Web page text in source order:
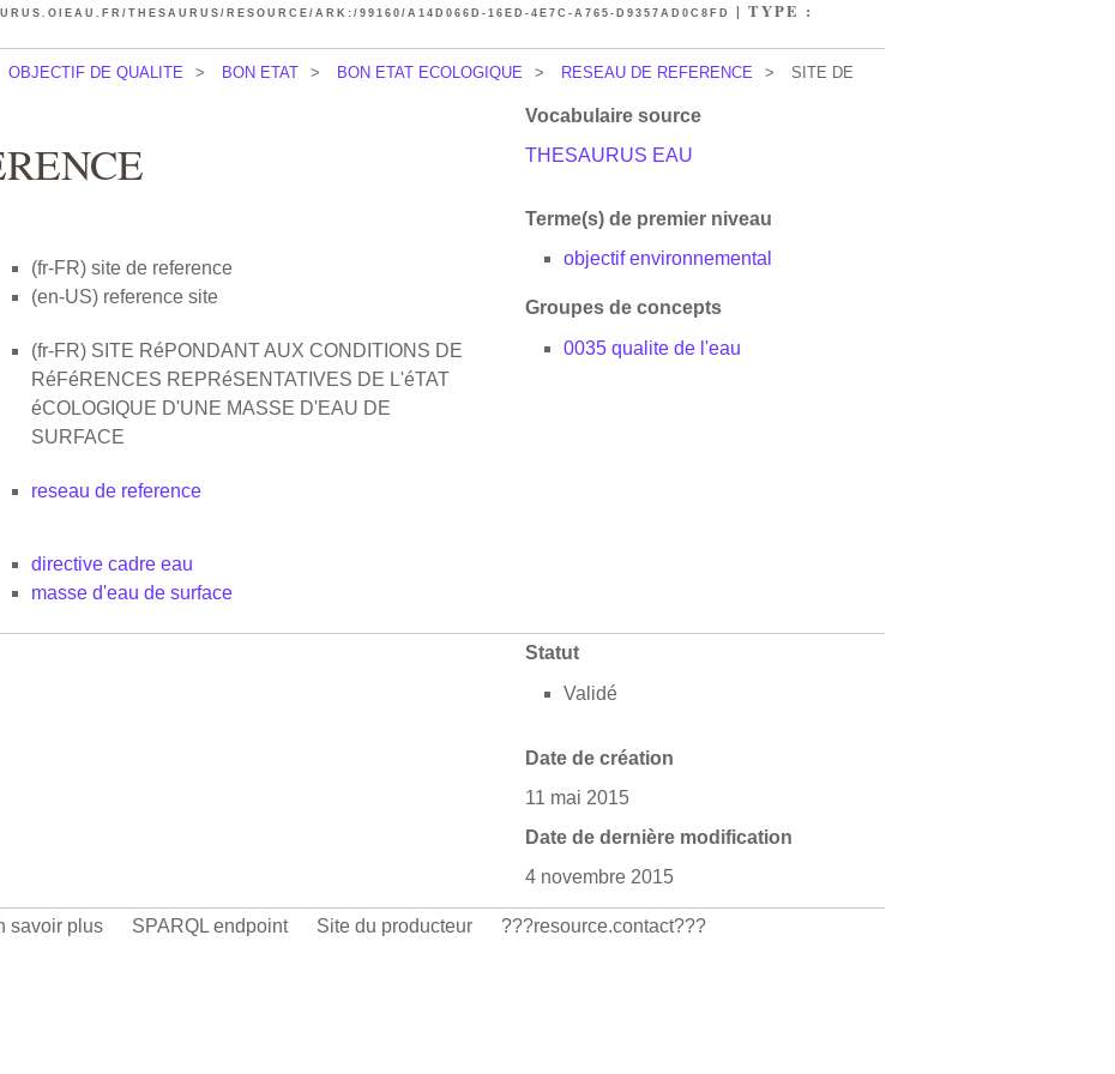
THESAURUS/RESOURCE/ARK:/99160/A14D066D-16ED-4E7C-A765-D9357AD0C8FD | TYPE :
OBJECTIF DE QUALITE > BON ETAT > BON ETAT ECOLOGIQUE > RESEAU DE REFERENCE >
SITE DE
Vocabulaire source
THESAURUS EAU
Terme(s) de premier niveau
objectif environnemental
Groupes de concepts
0035 qualite de l'eau
(fr-FR) site de reference
(en-US) reference site
(fr-FR) SITE RéPONDANT AUX CONDITIONS DE
RéFéRENCES REPRéSENTATIVES DE L'éTAT
éCOLOGIQUE D'UNE MASSE D'EAU DE
SURFACE
reseau de reference
directive cadre eau
masse d'eau de surface
Statut
Validé
Date de création
11 mai 2015
Date de dernière modification
4 novembre 2015
savoir plus SPARQL endpoint Site du producteur ???resource.contact???